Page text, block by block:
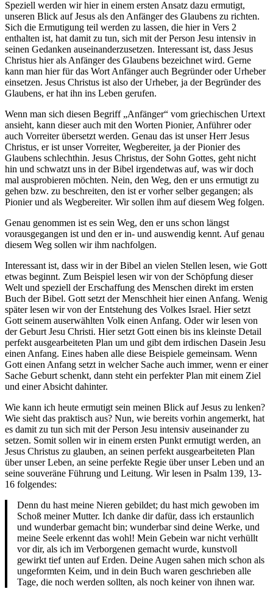
Speziell werden wir hier in einem ersten Ansatz dazu ermutigt,
unseren Blick auf Jesus als den Anfänger des Glaubens zu richten.
Sich die Ermutigung teil werden zu lassen, die hier in Vers 2
enthalten ist, hat damit zu tun, sich mit der Person Jesu intensiv in
seinen Gedanken auseinanderzusetzen. Interessant ist, dass Jesus
Christus hier als Anfänger des Glaubens bezeichnet wird. Gerne
kann man hier für das Wort Anfänger auch Begründer oder Urheber
einsetzen. Jesus Christus ist also der Urheber, ja der Begründer des
Glaubens, er hat ihn ins Leben gerufen.
Wenn man sich diesen Begriff „Anfänger“ vom griechischen Urtext
ansieht, kann dieser auch mit den Worten Pionier, Anführer oder
auch Vorreiter übersetzt werden. Genau das ist unser Herr Jesus
Christus, er ist unser Vorreiter, Wegbereiter, ja der Pionier des
Glaubens schlechthin. Jesus Christus, der Sohn Gottes, geht nicht
hin und schwatzt uns in der Bibel irgendetwas auf, was wir doch
mal ausprobieren möchten. Nein, den Weg, den er uns ermutigt zu
gehen bzw. zu beschreiten, den ist er vorher selber gegangen; als
Pionier und als Wegbereiter. Wir sollen ihm auf diesem Weg folgen.
Genau genommen ist es sein Weg, den er uns schon längst
vorausgegangen ist und den er in- und auswendig kennt. Auf genau
diesem Weg sollen wir ihm nachfolgen.
Interessant ist, dass wir in der Bibel an vielen Stellen lesen, wie Gott
etwas beginnt. Zum Beispiel lesen wir von der Schöpfung dieser
Welt und speziell der Erschaffung des Menschen direkt im ersten
Buch der Bibel. Gott setzt der Menschheit hier einen Anfang. Wenig
später lesen wir von der Entstehung des Volkes Israel. Hier setzt
Gott seinem auserwählten Volk einen Anfang. Oder wir lesen von
der Geburt Jesu Christi. Hier setzt Gott einen bis ins kleinste Detail
perfekt ausgearbeiteten Plan um und gibt dem irdischen Dasein Jesu
einen Anfang. Eines haben alle diese Beispiele gemeinsam. Wenn
Gott einen Anfang setzt in welcher Sache auch immer, wenn er einer
Sache Geburt schenkt, dann steht ein perfekter Plan mit einem Ziel
und einer Absicht dahinter.
Wie kann ich heute ermutigt sein meinen Blick auf Jesus zu lenken?
Wie sieht das praktisch aus? Nun, wie bereits vorhin angemerkt, hat
es damit zu tun sich mit der Person Jesu intensiv auseinander zu
setzen. Somit sollen wir in einem ersten Punkt ermutigt werden, an
Jesus Christus zu glauben, an seinen perfekt ausgearbeiteten Plan
über unser Leben, an seine perfekte Regie über unser Leben und an
seine souveräne Führung und Leitung. Wir lesen in Psalm 139, 13-
16 folgendes:
Denn du hast meine Nieren gebildet; du hast mich gewoben im
Schoß meiner Mutter. Ich danke dir dafür, dass ich erstaunlich
und wunderbar gemacht bin; wunderbar sind deine Werke, und
meine Seele erkennt das wohl! Mein Gebein war nicht verhüllt
vor dir, als ich im Verborgenen gemacht wurde, kunstvoll
gewirkt tief unten auf Erden. Deine Augen sahen mich schon als
ungeformten Keim, und in dein Buch waren geschrieben alle
Tage, die noch werden sollten, als noch keiner von ihnen war.